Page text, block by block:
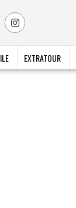
EXTRATOUR